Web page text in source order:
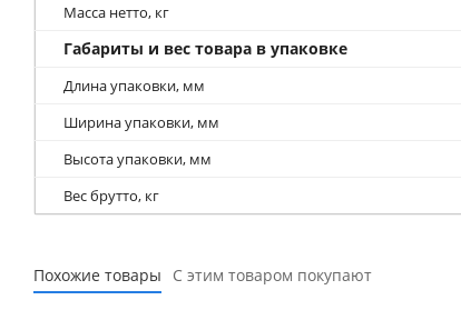
Масса нетто, кг
Габариты и вес товара в упаковке
Длина упаковки, мм
Ширина упаковки, мм
Высота упаковки, мм
Вес брутто, кг
Похожие товары С этим товаром покупают